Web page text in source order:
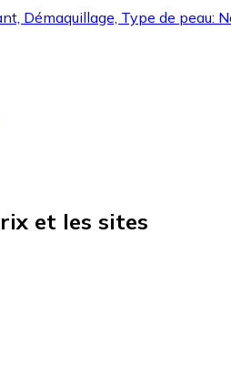
Démaquillage, Type de peau:
et les sites